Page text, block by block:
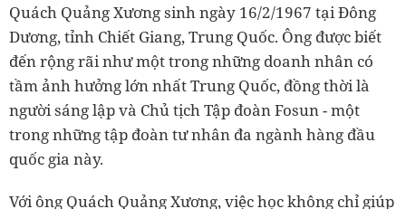
Quách Quảng Xương sinh ngày 16/2/1967 tại Đông
Dương, tỉnh Chiết Giang, Trung Quốc. Ông được biết
đến rộng rãi như một trong những doanh nhân có
tầm ảnh hưởng lớn nhất Trung Quốc, đồng thời là
người sáng lập và Chủ tịch Tập đoàn Fosun - một
trong những tập đoàn tư nhân đa ngành hàng đầu
quốc gia này.
Với ông Quách Quảng Xương, việc học không chỉ giúp